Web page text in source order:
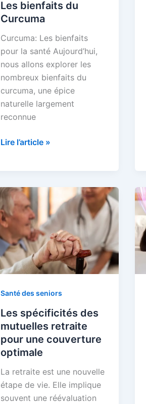
Les bienfaits du
Curcuma
Curcuma: Les bienfaits
pour la santé Aujourd’hui,
nous allons explorer les
nombreux bienfaits du
curcuma, une épice
naturelle largement
reconnue
Les
Lire l’article »
Santé des seniors
Les spécificités des
mutuelles retraite
pour une couverture
optimale
La retraite est une nouvelle
étape de vie. Elle implique
souvent une réévaluation